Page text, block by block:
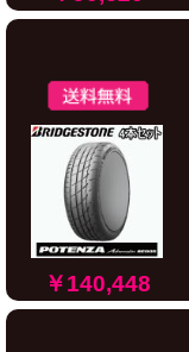
￥140,448